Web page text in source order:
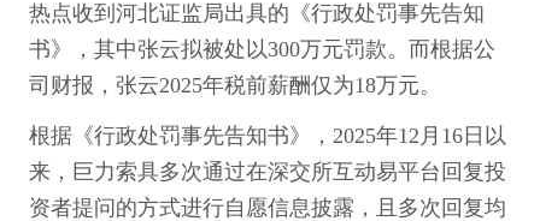
热点收到河北证监局出具的《行政处罚事先告知
书》，其中张云拟被处以300万元罚款。而根据公
司财报，张云2025年税前薪酬仅为18万元。
根据《行政处罚事先告知书》，2025年12月16日以
来，巨力索具多次通过在深交所互动易平台回复投
资者提问的方式进行自愿信息披露，且多次回复均